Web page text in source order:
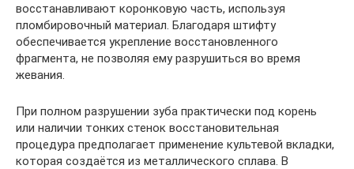
восстанавливают коронковую часть, используя
пломбировочный материал. Благодаря штифту
обеспечивается укрепление восстановленного
фрагмента, не позволяя ему разрушиться во время
жевания.
При полном разрушении зуба практически под корень
или наличии тонких стенок восстановительная
процедура предполагает применение культевой вкладки,
которая создаётся из металлического сплава. В